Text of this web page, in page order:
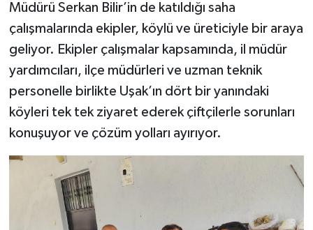
Müdürü Serkan Bilir’in de katıldığı saha
çalışmalarında ekipler, köylü ve üreticiyle bir araya
geliyor. Ekipler çalışmalar kapsamında, il müdür
yardımcıları, ilçe müdürleri ve uzman teknik
personelle birlikte Uşak’ın dört bir yanındaki
köyleri tek tek ziyaret ederek çiftçilerle sorunları
konuşuyor ve çözüm yolları ayırıyor.